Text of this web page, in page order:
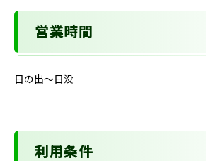
営業時間
日の出～日没
利用条件